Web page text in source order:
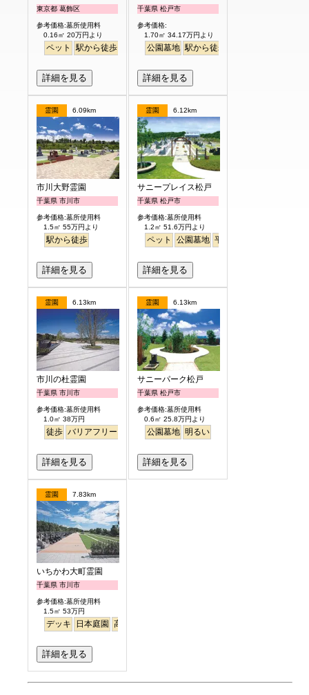
東京都 葛飾区
参考価格:墓所使用料
0.16㎡ 20万円より
ペット 駅から徒歩 バリアフリー 明るい
詳細を見る
千葉県 松戸市
参考価格:
1.70㎡ 34.17万円より
公園墓地 駅から徒歩
詳細を見る
霊園 6.09km
市川大野霊園
千葉県 市川市
参考価格:墓所使用料
1.5㎡ 55万円より
駅から徒歩
詳細を見る
霊園 6.12km
サニープレイス松戸
千葉県 松戸市
参考価格:墓所使用料
1.2㎡ 51.6万円より
ペット 公園墓地 平坦
詳細を見る
霊園 6.13km
市川の杜霊園
千葉県 市川市
参考価格:墓所使用料
1.0㎡ 38万円
徒歩 バリアフリー
詳細を見る
霊園 6.13km
サニーパーク松戸
千葉県 松戸市
参考価格:墓所使用料
0.6㎡ 25.8万円より
公園墓地 明るい
詳細を見る
霊園 7.83km
いちかわ大町霊園
千葉県 市川市
参考価格:墓所使用料
1.5㎡ 53万円
デッキ 日本庭園 高級
詳細を見る